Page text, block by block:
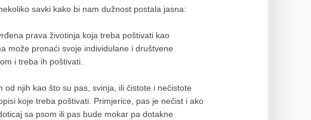
savki kako bi nam dužnost postala jasna:
prava životinja koja treba poštivati kao
može pronaći svoje individulane i društvene
i treba ih poštivati.
njih kao što su pas, svinja, ili čistote i nečistote
koje treba poštivati. Primjerice, pas je nečist i ako
sa psom ili pas bude mokar pa dotakne